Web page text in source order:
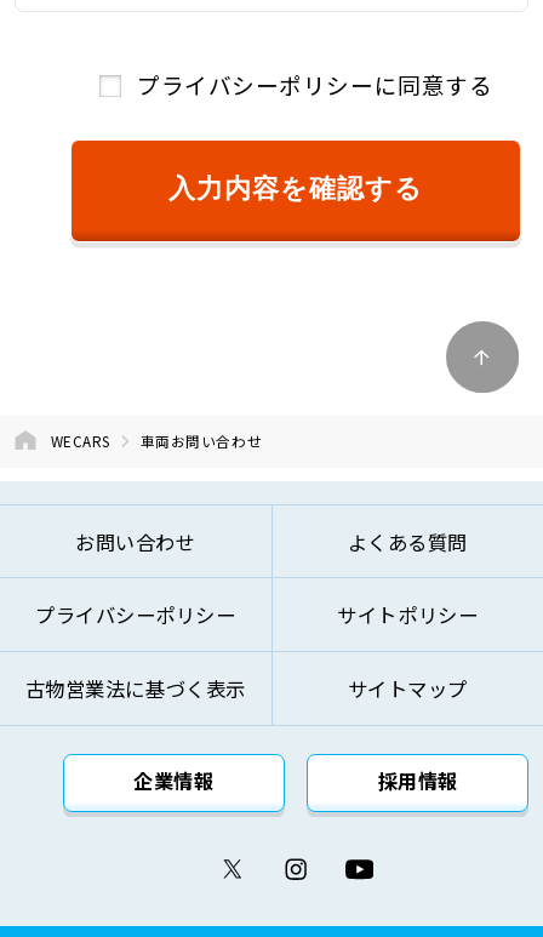
で、適法かつ公正に利用し、その他の目的に利用す
①ご本人様確認のため
②商品またはサービスのご提供およびその対
価のご請求のため
④商品およびサービスの改善、企画、研究お
⑤お問い合わせへのご対応およびお客様への
⑦本基本方針記載の方法により第三者に対し
て提供するため
⑧その他自動車関連業およびこれらに付帯・
関連するサービスの提供のため
上記の利用目的を変更する場合には、変更後の利用
目的が変更前の利用目的と相当の関連性を有すると
合理的に認められる範囲においてのみ変更を行い、
その内容をご本人に対し、原則として書面等（電磁
的記録を含みます。）により通知し、または弊社の
ウェブサイト等により公表します。
プライバシーポリシーに同意する
入力内容を確認する
WECARS 車両お問い合わせ
お問い合わせ よくある質問
プライバシーポリシー サイトポリシー
古物営業法に基づく表示 サイトマップ
企業情報 採用情報